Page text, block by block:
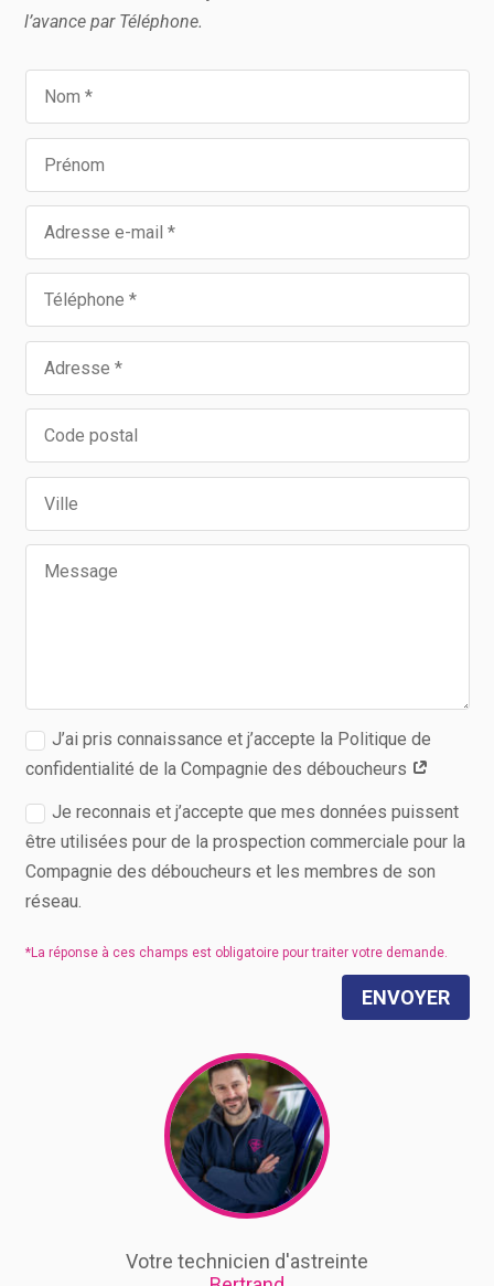
l’avance par Téléphone.
J’ai pris connaissance et j’accepte la Politique de
confidentialité de la Compagnie des déboucheurs
Je reconnais et j’accepte que mes données puissent
être utilisées pour de la prospection commerciale pour la
Compagnie des déboucheurs et les membres de son
réseau.
ENVOYER
Votre technicien d'astreinte